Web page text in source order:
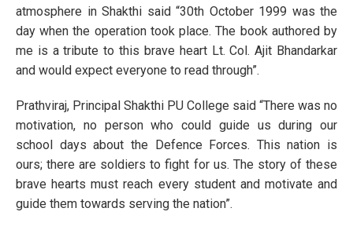
atmosphere in Shakthi said “30th October 1999 was the
day when the operation took place. The book authored by
me is a tribute to this brave heart Lt. Col. Ajit Bhandarkar
and would expect everyone to read through”.
Prathviraj, Principal Shakthi PU College said “There was no
motivation, no person who could guide us during our
school days about the Defence Forces. This nation is
ours; there are soldiers to fight for us. The story of these
brave hearts must reach every student and motivate and
guide them towards serving the nation”.